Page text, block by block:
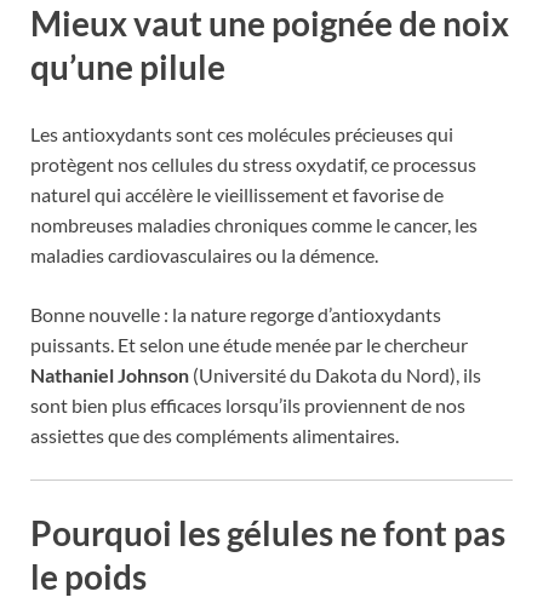
Mieux vaut une poignée de noix
qu’une pilule
Les antioxydants sont ces molécules précieuses qui
protègent nos cellules du stress oxydatif, ce processus
naturel qui accélère le vieillissement et favorise de
nombreuses maladies chroniques comme le cancer, les
maladies cardiovasculaires ou la démence.
Bonne nouvelle : la nature regorge d’antioxydants
puissants. Et selon une étude menée par le chercheur
Nathaniel Johnson (Université du Dakota du Nord), ils
sont bien plus efficaces lorsqu’ils proviennent de nos
assiettes que des compléments alimentaires.
Pourquoi les gélules ne font pas
le poids